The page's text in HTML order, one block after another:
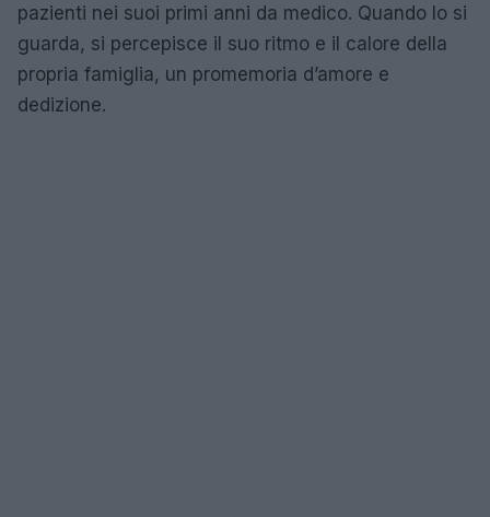
pazienti nei suoi primi anni da medico. Quando lo si
guarda, si percepisce il suo ritmo e il calore della
propria famiglia, un promemoria d’amore e
dedizione.